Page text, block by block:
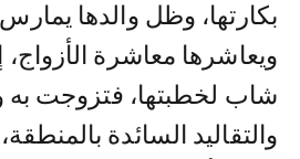
بکارتها، وظل والدها
ويعاشرها معاشرة
شاب لخطبتها، فتزوجت به
والتقاليد السائدة